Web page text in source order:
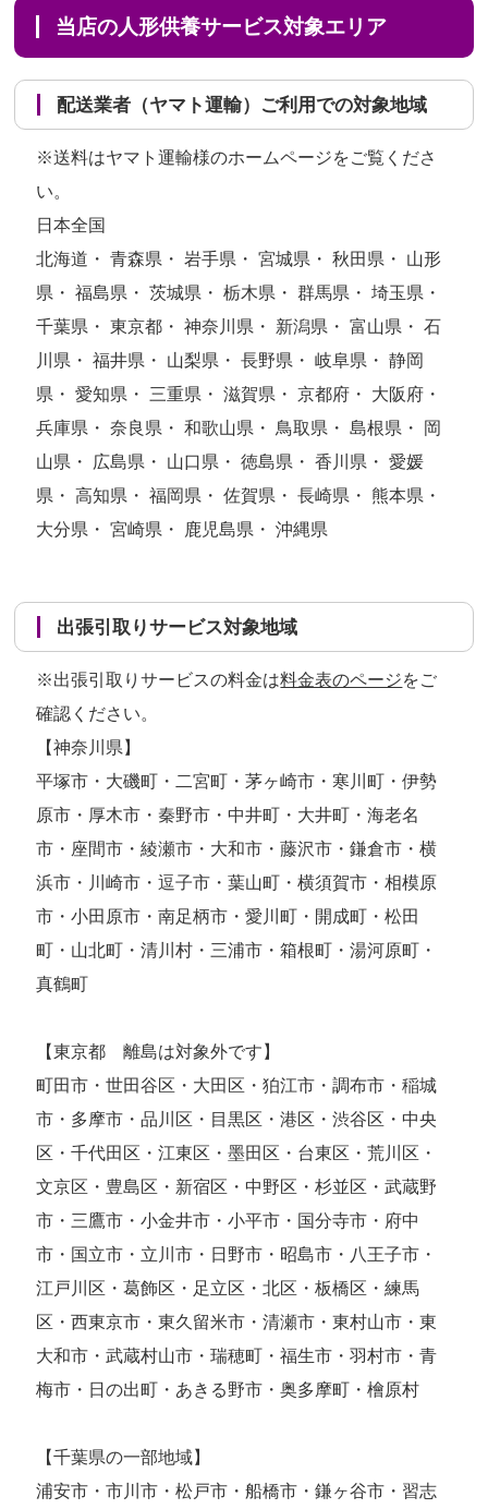
当店の人形供養サービス対象エリア
配送業者（ヤマト運輸）ご利用での対象地域
※送料はヤマト運輸様のホームページをご覧くださ
い。
日本全国
北海道・ 青森県・ 岩手県・ 宮城県・ 秋田県・ 山形
県・ 福島県・ 茨城県・ 栃木県・ 群馬県・ 埼玉県・
千葉県・ 東京都・ 神奈川県・ 新潟県・ 富山県・ 石
川県・ 福井県・ 山梨県・ 長野県・ 岐阜県・ 静岡
県・ 愛知県・ 三重県・ 滋賀県・ 京都府・ 大阪府・
兵庫県・ 奈良県・ 和歌山県・ 鳥取県・ 島根県・ 岡
山県・ 広島県・ 山口県・ 徳島県・ 香川県・ 愛媛
県・ 高知県・ 福岡県・ 佐賀県・ 長崎県・ 熊本県・
大分県・ 宮崎県・ 鹿児島県・ 沖縄県
出張引取りサービス対象地域
※出張引取りサービスの料金は料金表のページをご
確認ください。
【神奈川県】
平塚市・大磯町・二宮町・茅ヶ崎市・寒川町・伊勢
原市・厚木市・秦野市・中井町・大井町・海老名
市・座間市・綾瀬市・大和市・藤沢市・鎌倉市・横
浜市・川崎市・逗子市・葉山町・横須賀市・相模原
市・小田原市・南足柄市・愛川町・開成町・松田
町・山北町・清川村・三浦市・箱根町・湯河原町・
真鶴町
【東京都 離島は対象外です】
町田市・世田谷区・大田区・狛江市・調布市・稲城
市・多摩市・品川区・目黒区・港区・渋谷区・中央
区・千代田区・江東区・墨田区・台東区・荒川区・
文京区・豊島区・新宿区・中野区・杉並区・武蔵野
市・三鷹市・小金井市・小平市・国分寺市・府中
市・国立市・立川市・日野市・昭島市・八王子市・
江戸川区・葛飾区・足立区・北区・板橋区・練馬
区・西東京市・東久留米市・清瀬市・東村山市・東
大和市・武蔵村山市・瑞穂町・福生市・羽村市・青
梅市・日の出町・あきる野市・奥多摩町・檜原村
【千葉県の一部地域】
浦安市・市川市・松戸市・船橋市・鎌ヶ谷市・習志